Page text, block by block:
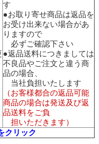
す
●お取り寄せ商品は返品を
お受け出来ない場合があ
りますので
必ずご確認下さい
●返品送料につきましては
不良品やご注文と違う商
品の場合、
当社負担いたします
（お客様都合の返品可能
商品の場合は発送及び返
品送料をご負
担いただきます）
クリック